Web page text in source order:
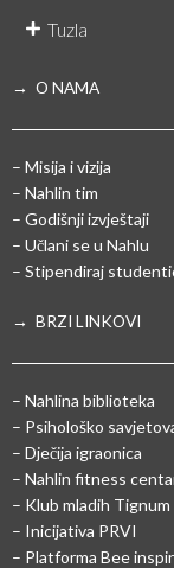
Tuzla
→ O NAMA
– Misija i vizija
– Nahlin tim
– Godišnji izvještaji
– Učlani se u Nahlu
– Stipendiraj
→ BRZI LINKOVI
– Nahlina biblioteka
– Psihološko
– Dječija igraonica
– Nahlin fitness
– Klub mladih Tignum
– Inicijativa PRVI
– Platforma Bee